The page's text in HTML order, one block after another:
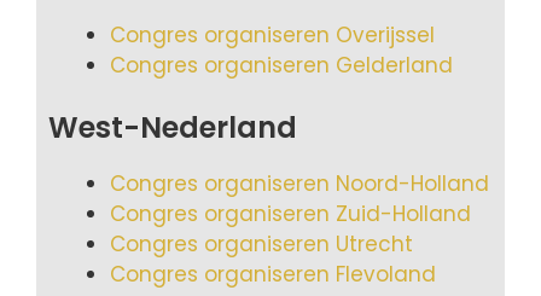
Congres organiseren Overijssel
Congres organiseren Gelderland
West-Nederland
Congres organiseren Noord-Holland
Congres organiseren Zuid-Holland
Congres organiseren Utrecht
Congres organiseren Flevoland